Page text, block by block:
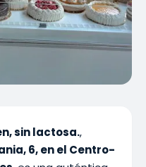
sin lactosa.,
6, en el Centro-